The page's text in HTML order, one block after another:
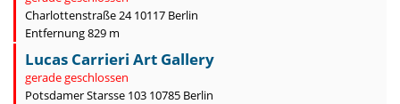
Charlottenstraße 24 10117 Berlin
Entfernung 829 m
Lucas Carrieri Art Gallery
gerade geschlossen
Potsdamer Starsse 103 10785 Berlin